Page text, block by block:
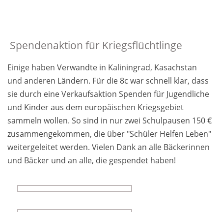
Spendenaktion für Kriegsflüchtlinge
Einige haben Ver­wandte in Kalinin­grad, Kasachs­tan
und an­deren Ländern. Für die 8c war schnell klar, dass
sie durch eine Ver­kaufs­aktion Spenden für Ju­gend­liche
und Kinder aus dem euro­päischen Kriegs­gebiet
sammeln wollen. So sind in nur zwei Schul­pausen 150 €
zu­sammen­gekom­men, die über "Schüler Helfen Leben"
weiter­ge­leitet werden. Vielen Dank an alle Bäcker­innen
und Bäcker und an alle, die ge­spendet haben!